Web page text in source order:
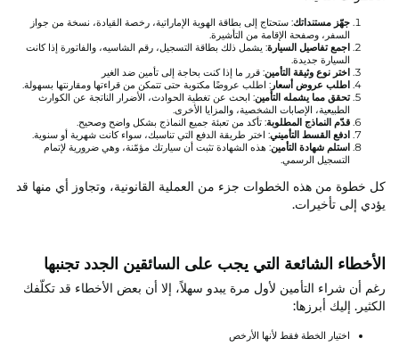
جهّز مستنداتك: ستحتاج إلى بطاقة الهوية الإماراتية، رخصة القيادة، نسخة من جواز
السفر، وصفحة الإقامة من التأشيرة.
اجمع تفاصيل السيارة: يشمل ذلك بطاقة التسجيل، رقم الشاسيه، والفاتورة إذا كانت
السيارة جديدة.
اختر نوع وثيقة التأمين: قرر ما إذا كنت بحاجة إلى تأمين ضد الغير
اطلب عروض أسعار : اطلب عروضًا مكتوبة حتى تتمكن من قراءتها ومقارنتها بسهولة.
تحقق مما يشمله التأمين: ابحث عن تغطية الحوادث، الأضرار الناتجة عن الكوارث
الطبيعية، الإصابات الشخصية، والمزايا الأخرى.
قدّم النماذج المطلوبة: تأكد من تعبئة جميع النماذج بشكل واضح وصحيح.
ادفع القسط التأميني: اختر طريقة الدفع التي تناسبك، سواء كانت شهرية أو سنوية.
استلم شهادة التأمين: هذه الشهادة تثبت أن سيارتك مؤمّنة، وهي ضرورية لإتمام
التسجيل الرسمي.
كل خطوة من هذه الخطوات جزء من العملية القانونية، وتجاوز أي منها قد
يؤدي إلى تأخيرات.
الأخطاء الشائعة التي يجب على السائقين الجدد تجنبها
رغم أن شراء التأمين لأول مرة يبدو سهلاً، إلا أن بعض الأخطاء قد تكلّفك
الكثير. إليك أبرزها:
اختيار الخطة فقط لأنها الأرخص